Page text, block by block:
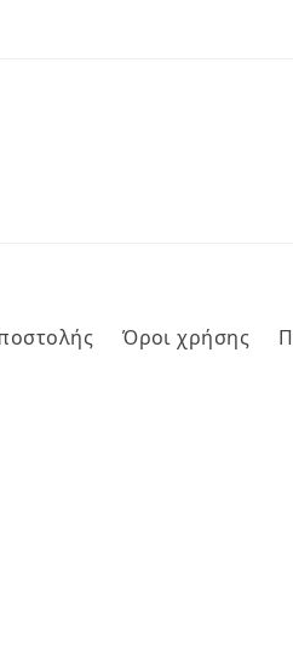
Όροι χρήσης